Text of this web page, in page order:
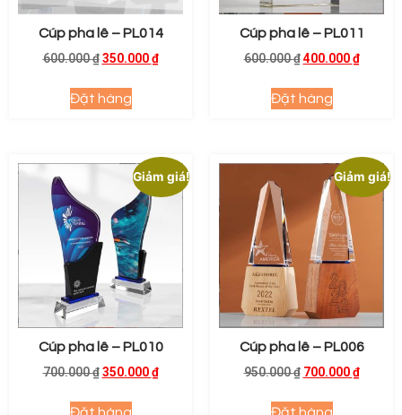
Cúp pha lê – PL014
600.000₫ 350.000₫
Đặt hàng
Cúp pha lê – PL011
600.000₫ 400.000₫
Đặt hàng
Giảm giá!
Cúp pha lê – PL010
700.000₫ 350.000₫
Giảm giá!
Cúp pha lê – PL006
950.000₫ 700.000₫